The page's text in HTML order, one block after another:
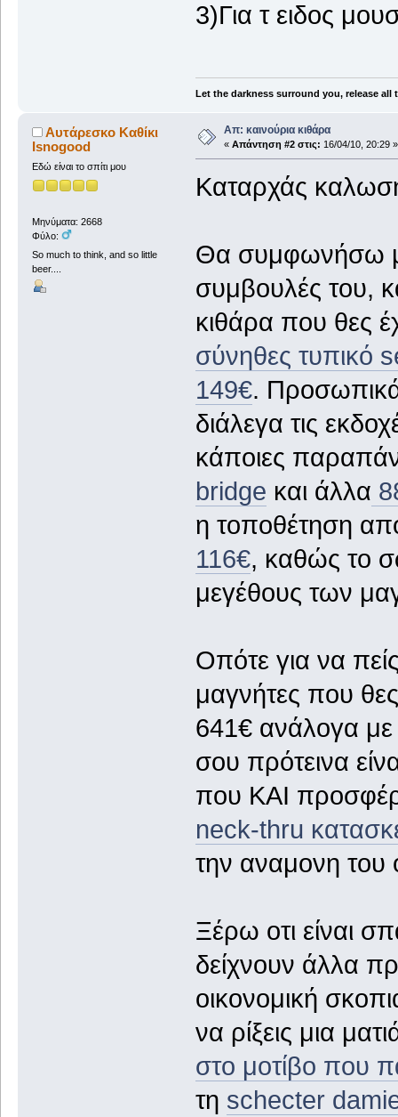
3)Για τ ειδος
Let the darkness surround you, release
Αυτάρεσκο Καθίκι
Isnogood
Εδώ είναι το σπίτι μου
Μηνύματα: 2668
Φύλο:
So much to think, and so little
beer....
Απ: καινούρια κιθάρα
« Απάντηση #2 στις: 16/04/10, 20:29 »
Καταρχάς
Θα συμφωνήσω
συμβουλές του,
κιθάρα που θες
σύνηθες τυπικό
149€. Προσωπικά
διάλεγα τις
κάποιες
bridge και άλλα
η τοποθέτηση
116€, καθώς το
μεγέθους των
Οπότε για να
μαγνήτες που
641€ ανάλογα
σου πρότεινα
που ΚΑΙ
neck-thru
την αναμονη του
Ξέρω οτι είναι
δείχνουν άλλα
οικονομική
να ρίξεις μια
στο μοτίβο που
τη schecter